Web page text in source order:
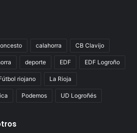
calahorra CB Clavijo
deporte EDF EDF Logroño
riojano La Rioja
Podemos UD Logroñés